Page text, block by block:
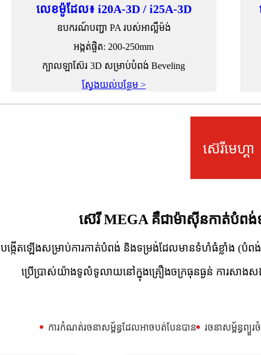
លេខម៉ូដែល៖ i20A-3D / i25A-3D
ឧបករណ៍បញ្ជា PA របស់អាល្លឺម៉ង់
អង្កត់ផ្ចិត: 200-250mm
ក្បាលឡាស៊ែរ 3D សម្រាប់បំពង់ Beveling
ស្វែងយល់បន្ថែម >
ស៊េរីមេហ្គា
ស៊េរី MEGA គឺជាម៉ាស៊ីនកាត់បំពង់
បង្កើតឡើងសម្រាប់ការកាត់បំពង់ និងទម្រង់ដែលមានទំហំធំខ្លាំង (បំព
ប្រើប្រាស់យ៉ាងទូលំទូលាយនៅក្នុងគ្រឿងចក្រធុនធ្ងន់ ការសាងស
ការកំណត់រចនាសម្ព័ន្ធដែលអាចបត់បែនបាន រចនាសម្ព័ន្ធព្យួ